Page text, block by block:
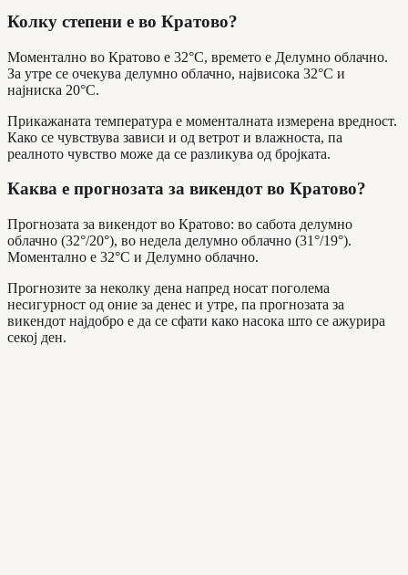
Колку степени е во Кратово?
Моментално во Кратово е 32°C, времето е Делумно облачно.
За утре се очекува делумно облачно, највисока 32°C и
најниска 20°C.
Прикажаната температура е моменталната измерена вредност.
Како се чувствува зависи и од ветрот и влажноста, па
реалното чувство може да се разликува од бројката.
Каква е прогнозата за викендот во Кратово?
Прогнозата за викендот во Кратово: во сабота делумно
облачно (32°/20°), во недела делумно облачно (31°/19°).
Моментално е 32°C и Делумно облачно.
Прогнозите за неколку дена напред носат поголема
несигурност од оние за денес и утре, па прогнозата за
викендот најдобро е да се сфати како насока што се ажурира
секој ден.